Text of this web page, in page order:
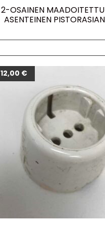
2-OSAINEN
ASENTEINEN
12,00 €